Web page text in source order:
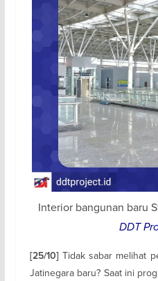
Interior bangunan baru
DDT
[25/10] Tidak sabar melihat
Jatinegara baru? Saat ini